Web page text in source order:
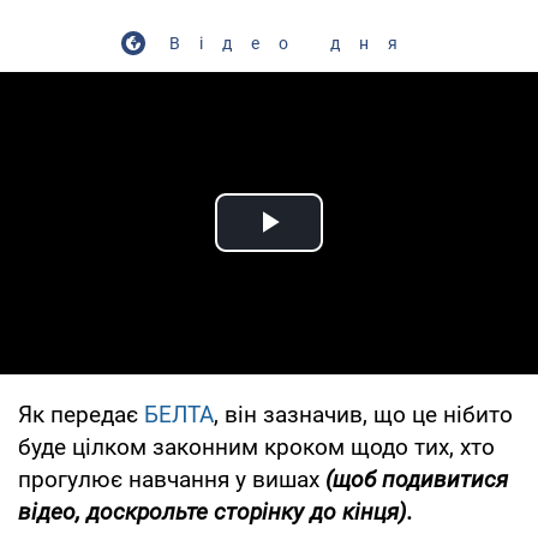
Відео дня
Play Video
Як передає БЕЛТА, він зазначив, що це нібито
буде цілком законним кроком щодо тих, хто
прогулює навчання у вишах (щоб подивитися
відео, доскрольте сторінку до кінця).